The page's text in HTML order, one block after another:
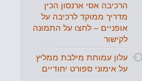
הרכיבה אסי ארנסון הכין
מדריך ממוקד לרכיבה על
אופניים – לחצו על התמונה
לקישור
עלון עמותת מילבת ממליץ
על אימוני ספורט יחודיים